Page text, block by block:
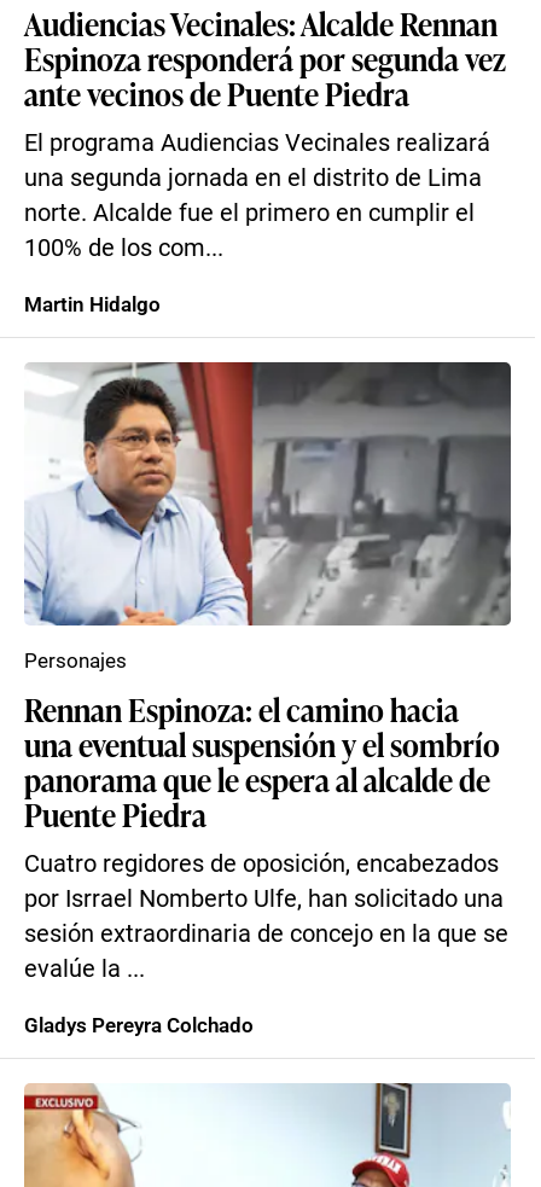
Audiencias Vecinales: Alcalde Rennan
Espinoza responderá por segunda vez
ante vecinos de Puente Piedra
El programa Audiencias Vecinales realizará
una segunda jornada en el distrito de Lima
norte. Alcalde fue el primero en cumplir el
100% de los com...
Martin Hidalgo
Rennan Espinoza: el camino hacia
una eventual suspensión y el sombrío
panorama que le espera al alcalde de
Puente Piedra
Cuatro regidores de oposición, encabezados
por Isrrael Nomberto Ulfe, han solicitado una
sesión extraordinaria de concejo en la que se
evalúe la ...
Personajes
Gladys Pereyra Colchado